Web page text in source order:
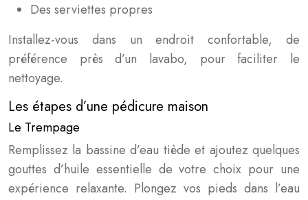
Des serviettes propres
Installez-vous dans un endroit confortable, de
préférence près d’un lavabo, pour faciliter le
nettoyage.
Les étapes d’une pédicure maison
Le Trempage
Remplissez la bassine d’eau tiède et ajoutez quelques
gouttes d’huile essentielle de votre choix pour une
expérience relaxante. Plongez vos pieds dans l’eau